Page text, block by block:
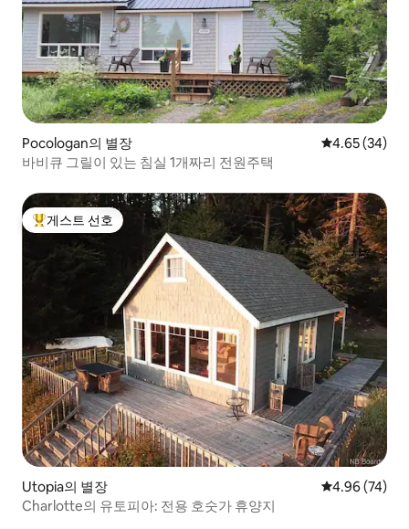
Pocologan의 별장 평점 4.65점(5
4.65 (34)
바비큐 그릴이 있는 침실 1개짜리 전원주택
상위 게스트 선호
게스트 선호
Utopia의 별장 평점 4.96점(5
4.96 (74)
Charlotte의 유토피아: 전용 호숫가 휴양지